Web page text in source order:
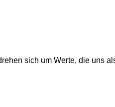
sich um Werte, die uns